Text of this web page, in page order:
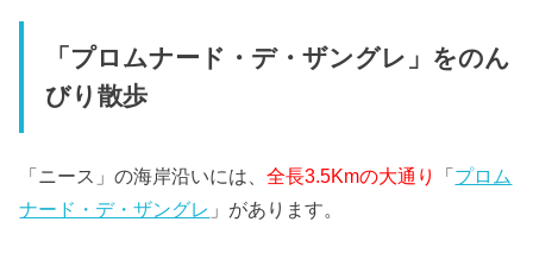
「プロムナード・デ・ザングレ」をのん
びり散歩
「ニース」の海岸沿いには、全長3.5Kmの大通り 「プロム
ナード・デ・ザングレ 」があります。